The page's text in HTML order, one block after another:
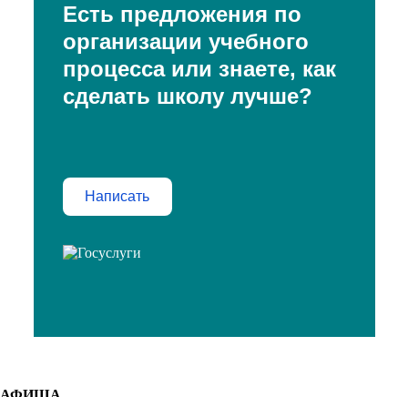
Есть предложения по
организации учебного
процесса или знаете, как
сделать школу лучше?
Написать